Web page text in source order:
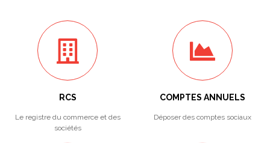
RCS
Le registre du commerce et des
sociétés
COMPTES ANNUELS
Déposer des comptes sociaux